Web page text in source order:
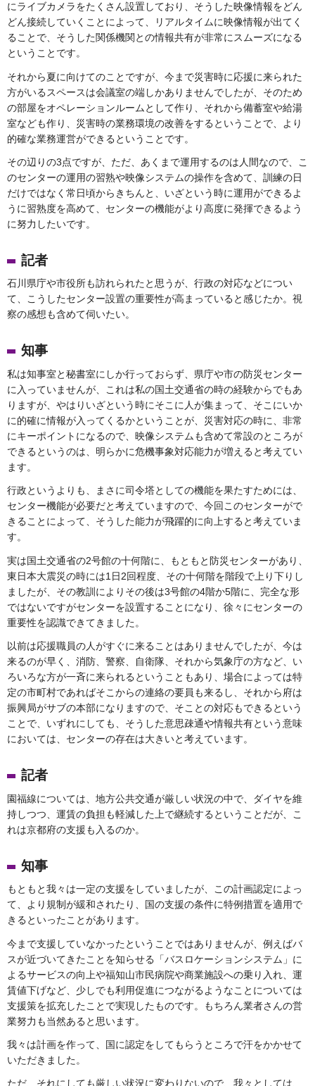
にライブカメラをたくさん設置しており、そうした映像情報をどん
どん接続していくことによって、リアルタイムに映像情報が出てく
ることで、そうした関係機関との情報共有が非常にスムーズになる
ということです。
それから夏に向けてのことですが、今まで災害時に応援に来られた
方がいるスペースは会議室の端しかありませんでしたが、そのため
の部屋をオペレーションルームとして作り、それから備蓄室や給湯
室なども作り、災害時の業務環境の改善をするということで、より
的確な業務運営ができるということです。
その辺りの3点ですが、ただ、あくまで運用するのは人間なので、こ
のセンターの運用の習熟や映像システムの操作を含めて、訓練の日
だけではなく常日頃からきちんと、いざという時に運用ができるよ
うに習熟度を高めて、センターの機能がより高度に発揮できるよう
に努力したいです。
記者
石川県庁や市役所も訪れられたと思うが、行政の対応などについ
て、こうしたセンター設置の重要性が高まっていると感じたか。視
察の感想も含めて伺いたい。
知事
私は知事室と秘書室にしか行っておらず、県庁や市の防災センター
に入っていませんが、これは私の国土交通省の時の経験からでもあ
りますが、やはりいざという時にそこに人が集まって、そこにいか
に的確に情報が入ってくるかということが、災害対応の時に、非常
にキーポイントになるので、映像システムも含めて常設のところが
できるというのは、明らかに危機事象対応能力が増えると考えてい
ます。
行政というよりも、まさに司令塔としての機能を果たすためには、
センター機能が必要だと考えていますので、今回このセンターがで
きることによって、そうした能力が飛躍的に向上すると考えていま
す。
実は国土交通省の2号館の十何階に、もともと防災センターがあり、
東日本大震災の時には1日2回程度、その十何階を階段で上り下りし
ましたが、その教訓によりその後は3号館の4階か5階に、完全な形
ではないですがセンターを設置することになり、徐々にセンターの
重要性を認識できてきました。
以前は応援職員の人がすぐに来ることはありませんでしたが、今は
来るのが早く、消防、警察、自衛隊、それから気象庁の方など、い
ろいろな方が一斉に来られるということもあり、場合によっては特
定の市町村であればそこからの連絡の要員も来るし、それから府は
振興局がサブの本部になりますので、そことの対応もできるという
ことで、いずれにしても、そうした意思疎通や情報共有という意味
においては、センターの存在は大きいと考えています。
記者
園福線については、地方公共交通が厳しい状況の中で、ダイヤを維
持しつつ、運賃の負担も軽減した上で継続するということだが、こ
れは京都府の支援も入るのか。
知事
もともと我々は一定の支援をしていましたが、この計画認定によっ
て、より規制が緩和されたり、国の支援の条件に特例措置を適用で
きるといったことがあります。
今まで支援していなかったということではありませんが、例えばバ
スが近づいてきたことを知らせる「バスロケーションシステム」に
よるサービスの向上や福知山市民病院や商業施設への乗り入れ、運
賃値下げなど、少しでも利用促進につながるようなことについては
支援策を拡充したことで実現したものです。もちろん業者さんの営
業努力も当然あると思います。
我々は計画を作って、国に認定をしてもらうところで汗をかかせて
いただきました。
ただ、それにしても厳しい状況に変わりないので、我々としては、